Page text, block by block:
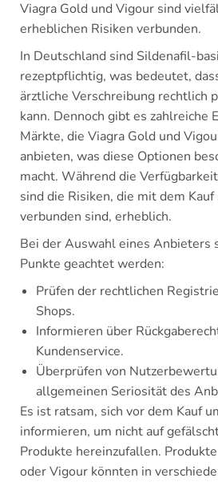
Viagra Gold und Vigour sind
erheblichen Risiken verbunden.
In Deutschland sind Sildenafil-
rezeptpflichtig, was bedeutet,
ärztliche Verschreibung rechtlich
kann. Dennoch gibt es zahlreiche
Märkte, die Viagra Gold und
anbieten, was diese Optionen
macht. Während die
sind die Risiken, die mit dem
verbunden sind, erheblich.
Bei der Auswahl eines Anbieters
Punkte geachtet werden:
Prüfen der rechtlichen
Shops.
Informieren über
Kundenservice.
Überprüfen von
allgemeinen Seriosität des
Es ist ratsam, sich vor dem Kauf
informieren, um nicht auf
Produkte hereinzufallen.
oder Vigour könnten in